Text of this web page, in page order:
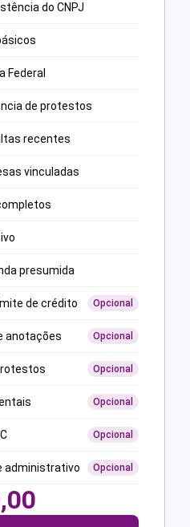
do CNPJ
Federal
de protestos
recentes
vinculadas
presumida
de crédito Opcional
anotações Opcional
Opcional
Opcional
Opcional
administrativo Opcional